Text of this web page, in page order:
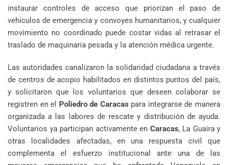
instaurar controles de acceso que priorizan el paso de
vehículos de emergencia y convoyes humanitarios, y cualquier
movimiento no coordinado puede costar vidas al retrasar el
traslado de maquinaria pesada y la atención médica urgente.
Las autoridades canalizaron la solidaridad ciudadana a través
de centros de acopio habilitados en distintos puntos del país,
y solicitaron que los voluntarios que deseen colaborar se
registren en el Poliedro de Caracas para integrarse de manera
organizada a las labores de rescate y distribución de ayuda.
Voluntarios ya participan activamente en Caracas, La Guaira y
otras localidades afectadas, en una respuesta civil que
complementa el esfuerzo institucional ante una de las